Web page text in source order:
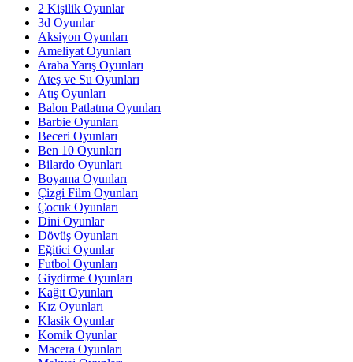
2 Kişilik Oyunlar
3d Oyunlar
Aksiyon Oyunları
Ameliyat Oyunları
Araba Yarış Oyunları
Ateş ve Su Oyunları
Atış Oyunları
Balon Patlatma Oyunları
Barbie Oyunları
Beceri Oyunları
Ben 10 Oyunları
Bilardo Oyunları
Boyama Oyunları
Çizgi Film Oyunları
Çocuk Oyunları
Dini Oyunlar
Dövüş Oyunları
Eğitici Oyunlar
Futbol Oyunları
Giydirme Oyunları
Kağıt Oyunları
Kız Oyunları
Klasik Oyunlar
Komik Oyunlar
Macera Oyunları